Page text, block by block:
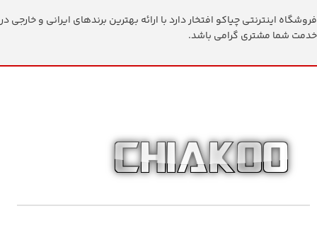
فروشگاه اینترنتی چیاکو افتخار دارد با ارائه بهترین برندهای ایرانی و خارجی در
خدمت شما مشتری گرامی باشد.